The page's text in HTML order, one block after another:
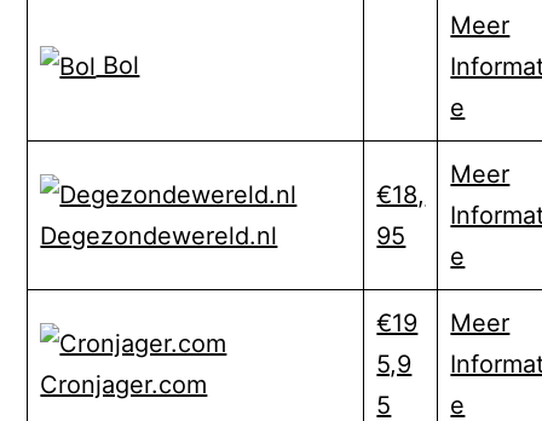
Bol
Meer
e
Degezondewereld.nl
€18,
95
Meer
e
Cronjager.com
€19
5,9
5
Meer
e